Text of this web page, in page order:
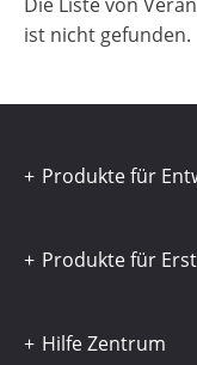
ist nicht gefunden.
Produkte für
Produkte für
Hilfe Zentrum